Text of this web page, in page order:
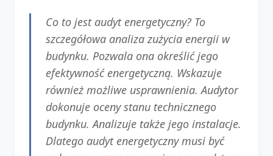
Co to jest audyt energetyczny? To
szczegółowa analiza zużycia energii w
budynku. Pozwala ona określić jego
efektywność energetyczną. Wskazuje
również możliwe usprawnienia. Audytor
dokonuje oceny stanu technicznego
budynku. Analizuje także jego instalacje.
Dlatego audyt energetyczny musi być